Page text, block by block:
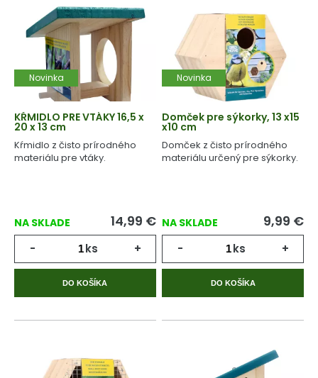
Novinka
KŔMIDLO PRE VTÁKY 16,5 x
20 x 13 cm
Kŕmidlo z čisto prírodného
materiálu pre vtáky.
NA SKLADE 14,99 €
- ks +
DO KOŠÍKA
Novinka
Domček pre sýkorky, 13 x15
x10 cm
Domček z čisto prírodného
materiálu určený pre sýkorky.
NA SKLADE 9,99 €
- ks +
DO KOŠÍKA